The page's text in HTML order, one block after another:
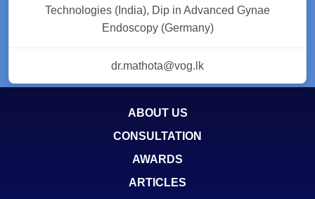
Technologies (India), Dip in Advanced Gynae
Endoscopy (Germany)
dr.mathota@vog.lk
ABOUT US
CONSULTATION
AWARDS
ARTICLES